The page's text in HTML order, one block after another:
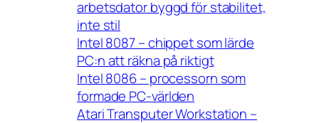
arbetsdator byggd för stabilitet,
inte stil
Intel 8087 – chippet som lärde
PC:n att räkna på riktigt
Intel 8086 – processorn som
formade PC-världen
Atari Transputer Workstation –